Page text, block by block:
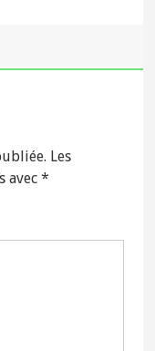
Les
avec*